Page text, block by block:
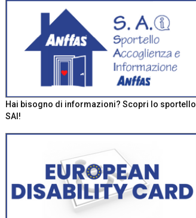
Hai bisogno di informazioni? Scopri lo sportello
SAI!